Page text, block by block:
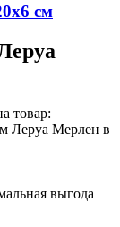
см
товар:
Леруа Мерлен в
выгода